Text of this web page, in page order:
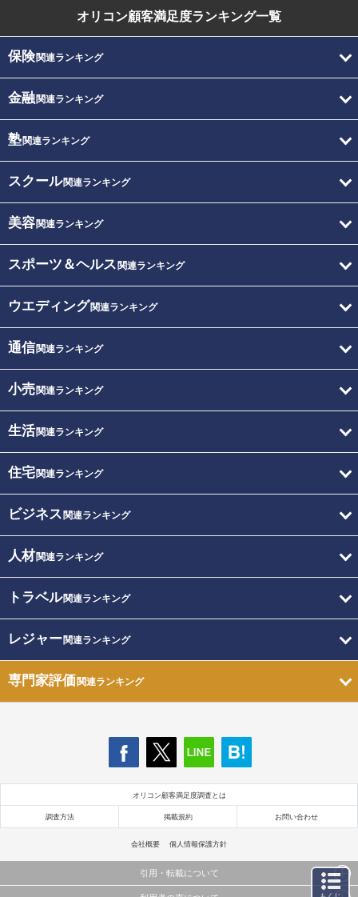
オリコン顧客満足度ランキング一覧
保険関連ランキング
金融関連ランキング
塾関連ランキング
スクール関連ランキング
美容関連ランキング
スポーツ＆ヘルス 関連ランキング
ウエディング関連ランキング
通信関連ランキング
小売関連ランキング
生活関連ランキング
住宅関連ランキング
ビジネス 関連ランキング
人材関連ランキング
トラベル関連ランキング
レジャー関連ランキング
専門家評価関連ランキング
オリコン顧客満足度調査とは
調査方法 掲載規約 お問い合わせ
会社概要 個人情報保護方針
引用・転載について